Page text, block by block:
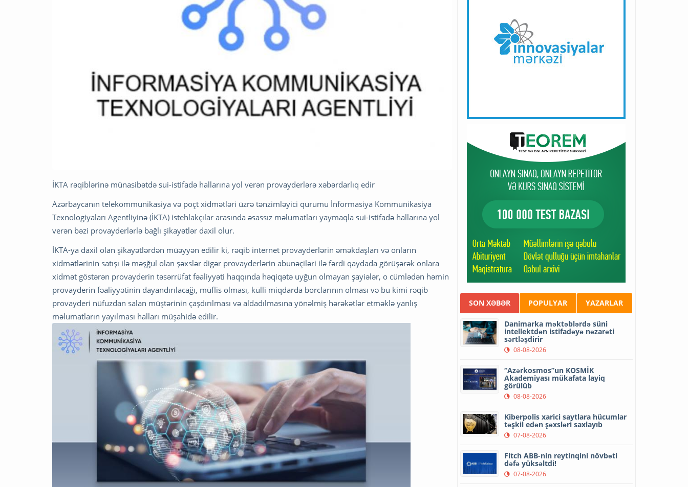
İKTA rəqiblərinə münasibətdə sui-istifadə hallarına yol verən provayderlərə xəbərdarlıq edir
Azərbaycanın telekommunikasiya və poçt xidmətləri üzrə tənzimləyici qurumu İnformasiya Kommunikasiya
Texnologiyaları Agentliyinə (İKTA) istehlakçılar arasında əsassız məlumatları yaymaqla sui-istifadə hallarına yol
verən bəzi provayderlərlə bağlı şikayətlər daxil olur.
İKTA-ya daxil olan şikayətlərdən müəyyən edilir ki, rəqib internet provayderlərin əməkdaşları və onların
xidmətlərinin satışı ilə məşğul olan şəxslər digər provayderlərin abunəçiləri ilə fərdi qaydada görüşərək onlara
xidmət göstərən provayderin təsərrüfat fəaliyyəti haqqında həqiqətə uyğun olmayan şayiələr, o cümlədən həmin
provayderin fəaliyyətinin dayandırılacağı, müflis olması, külli miqdarda borclarının olması və bu kimi rəqib
provayderi nüfuzdan salan müştərinin çaşdırılması və aldadılmasına yönəlmiş hərəkətlər etməklə yanlış
məlumatların yayılması halları müşahidə edilir.
SON XƏBƏR POPULYAR YAZARLAR
Danimarka məktəblərdə süni
intellektdən istifadəyə nəzarəti
sərtləşdirir
08-08-2026
“Azərkosmos”un KOSMİK
Akademiyası mükafata layiq
görülüb
08-08-2026
Kiberpolis xarici saytlara hücumlar
təşkil edən şəxsləri saxlayıb
07-08-2026
Fitch ABB-nin reytinqini növbəti
dəfə yüksəltdi!
07-08-2026